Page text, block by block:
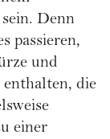
Denn
passieren,
und
enthalten, die
einer